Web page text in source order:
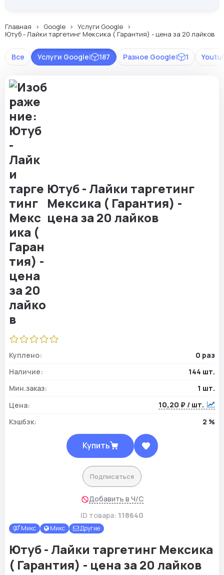
Главная Google
Услуги Google
Ютуб - Лайки таргетинг Мексика ( Гарантия) - цена за 20 лайков
Все Разное Google| 1
Услуги Google| 187
Ютуб - Лайки таргетинг
Мексика ( Гарантия) -
цена за 20 лайков
Куплено:
0 раз
Наличие:
144 шт.
Мин.заказ:
1 шт.
Цена:
10,20 ₽ / шт.
Кэшбэк:
2 %
Купить
Подписаться
Добавить в Ч/С
ID товара: 118640
Микс Микс Другие
Ютуб - Лайки таргетинг Мексика
( Гарантия) - цена за 20 лайков